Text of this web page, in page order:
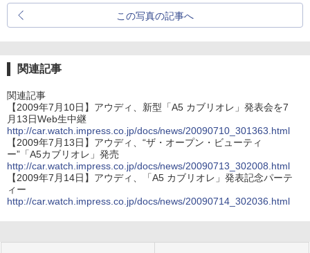
この写真の記事へ
関連記事
関連記事
【2009年7月10日】アウディ、新型「A5 カブリオレ」発表会を7
月13日Web生中継
http://car.watch.impress.co.jp/docs/news/20090710_301363.html
【2009年7月13日】アウディ、“ザ・オープン・ビューティ
ー”「A5カブリオレ」発売
http://car.watch.impress.co.jp/docs/news/20090713_302008.html
【2009年7月14日】アウディ、「A5 カブリオレ」発表記念パーテ
ィー
http://car.watch.impress.co.jp/docs/news/20090714_302036.html